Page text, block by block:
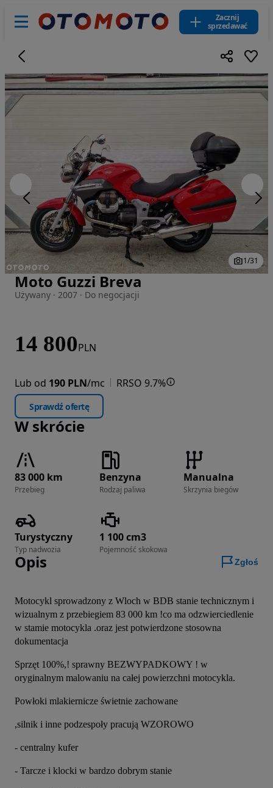
Zacznij
sprzedawać
Zdjęcie 1 z 31
1/31
Moto Guzzi Breva
Używany · 2007 · Do negocjacji
14 800PLN
Lub od 190 PLN/mc RRSO 9.7%
Sprawdź ofertę
W skrócie
83 000 km
Przebieg
Benzyna
Rodzaj paliwa
Manualna
Skrzynia biegów
Turystyczny
Typ nadwozia
1 100 cm3
Pojemność skokowa
Opis Zgłoś
Motocykl sprowadzony z Wloch w BDB stanie technicznym i
wizualnym z przebiegiem 83 000 km !co ma odzwierciedlenie
w stamie motocykla .oraz jest potwierdzone stosowna
dokumentacja
Sprzęt 100%,! sprawny BEZWYPADKOWY ! w
oryginalnym malowaniu na całej powierzchni motocykla.
Powłoki mlakiernicze świetnie zachowane
,silnik i inne podzespoły pracują WZOROWO
- centralny kufer
- Tarcze i klocki w bardzo dobrym stanie